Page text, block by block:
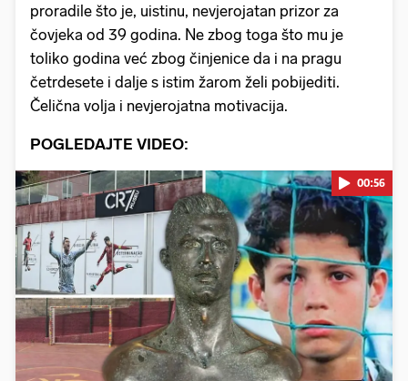
proradile što je, uistinu, nevjerojatan prizor za
čovjeka od 39 godina. Ne zbog toga što mu je
toliko godina već zbog činjenice da i na pragu
četrdesete i dalje s istim žarom želi pobijediti.
Čelična volja i nevjerojatna motivacija.
POGLEDAJTE VIDEO:
Pokretanje videa...
00:56